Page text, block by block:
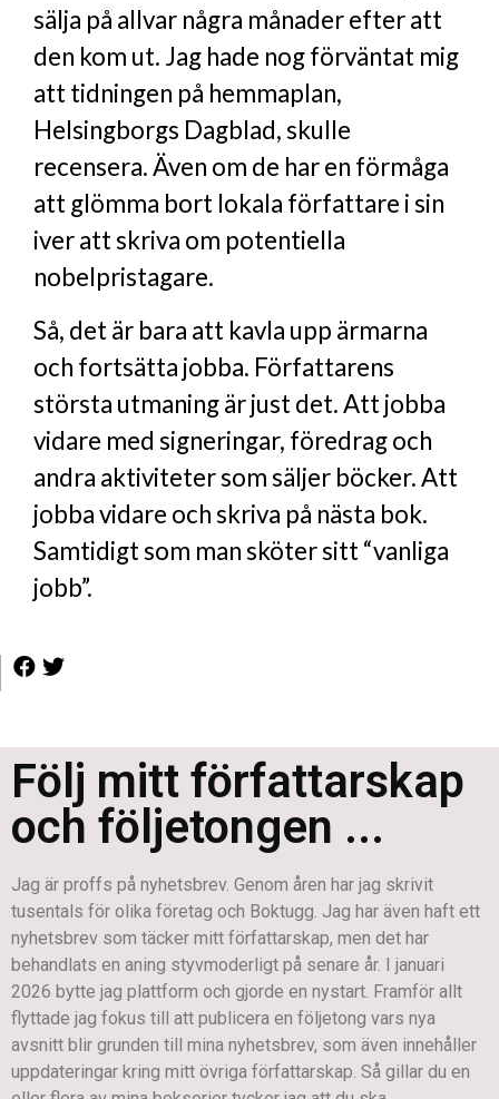
sälja på allvar några månader efter att
den kom ut. Jag hade nog förväntat mig
att tidningen på hemmaplan,
Helsingborgs Dagblad, skulle
recensera. Även om de har en förmåga
att glömma bort lokala författare i sin
iver att skriva om potentiella
nobelpristagare.
Så, det är bara att kavla upp ärmarna
och fortsätta jobba. Författarens
största utmaning är just det. Att jobba
vidare med signeringar, föredrag och
andra aktiviteter som säljer böcker. Att
jobba vidare och skriva på nästa bok.
Samtidigt som man sköter sitt “vanliga
jobb”.
Följ mitt författarskap
och följetongen ...
Jag är proffs på nyhetsbrev. Genom åren har jag skrivit
tusentals för olika företag och Boktugg. Jag har även haft ett
nyhetsbrev som täcker mitt författarskap, men det har
behandlats en aning styvmoderligt på senare år. I januari
2026 bytte jag plattform och gjorde en nystart. Framför allt
flyttade jag fokus till att publicera en följetong vars nya
avsnitt blir grunden till mina nyhetsbrev, som även innehåller
uppdateringar kring mitt övriga författarskap. Så gillar du en